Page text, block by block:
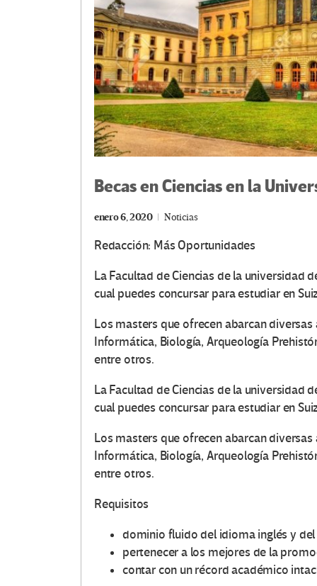
Becas en Ciencias en la
enero 6, 2020 Noticias
Redacción: Más Oportunidades
La Facultad de Ciencias de la universidad
cual puedes concursar para estudiar en
Los masters que ofrecen abarcan
Informática, Biología, Arqueología
entre otros.
La Facultad de Ciencias de la universidad
cual puedes concursar para estudiar en
Los masters que ofrecen abarcan
Informática, Biología, Arqueología
entre otros.
Requisitos
dominio fluido del idioma inglés y del
pertenecer a los mejores de la
contar con un récord académico